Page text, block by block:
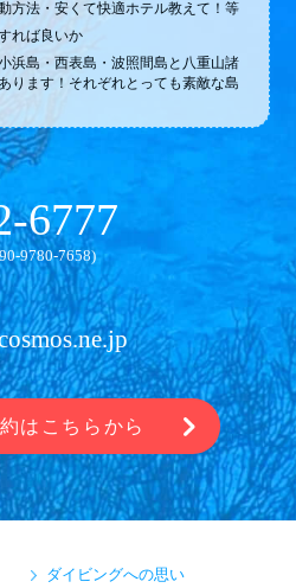
方法・安くて快適ホテル教えて！等
れば良いか
浜島・西表島・波照間島と八重山諸
ります！それぞれとっても素敵な島
6777
9780-7658)
はこちらから
ダイビングへの思い